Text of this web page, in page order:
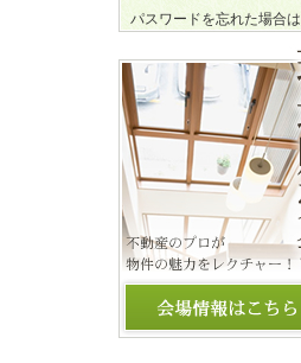
パスワードを忘れた場合は